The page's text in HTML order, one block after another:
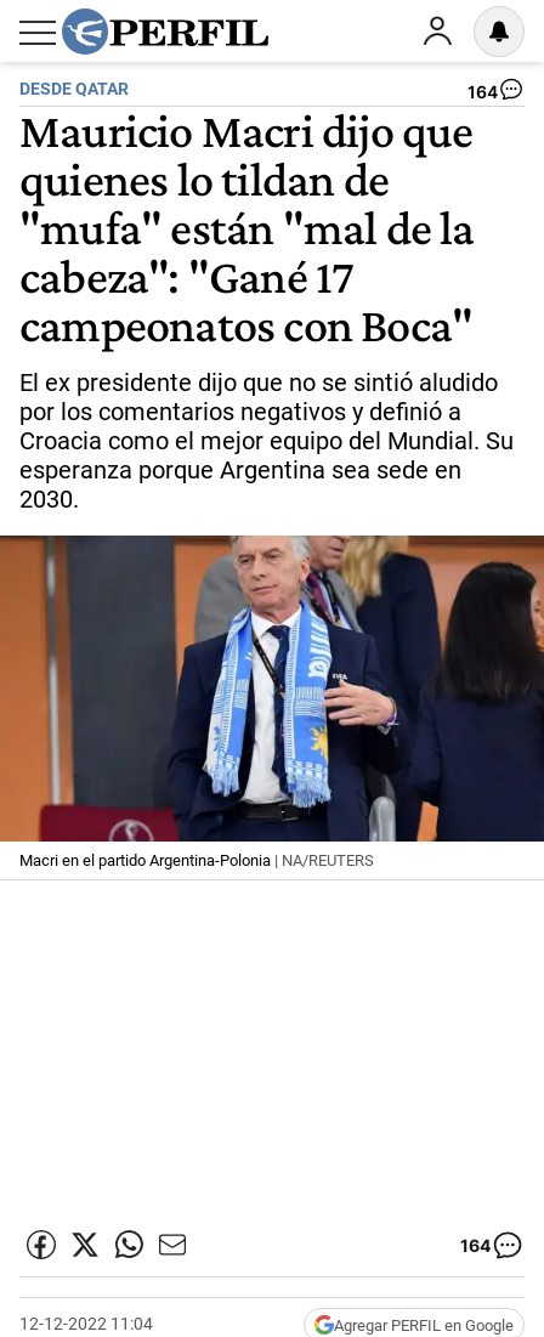
DESDE QATAR 164
Mauricio Macri dijo que
quienes lo tildan de
"mufa" están "mal de la
cabeza": "Gané 17
campeonatos con Boca"
El ex presidente dijo que no se sintió aludido
por los comentarios negativos y definió a
Croacia como el mejor equipo del Mundial. Su
esperanza porque Argentina sea sede en
2030.
Macri en el partido Argentina-Polonia | NA/REUTERS
164
12-12-2022 11:04 Agregar PERFIL en Google